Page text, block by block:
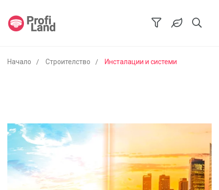
Начало Строителство Инсталации и системи